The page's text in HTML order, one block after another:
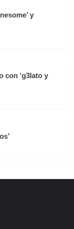
y
con ‘g3lato y